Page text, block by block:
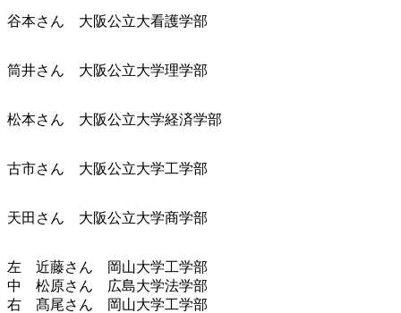
谷本さん 大阪公立大看護学部
筒井さん 大阪公立大学理学部
松本さん 大阪公立大学経済学部
古市さん 大阪公立大学工学部
天田さん 大阪公立大学商学部
左 近藤さん 岡山大学工学部
中 松原さん 広島大学法学部
右 髙尾さん 岡山大学工学部